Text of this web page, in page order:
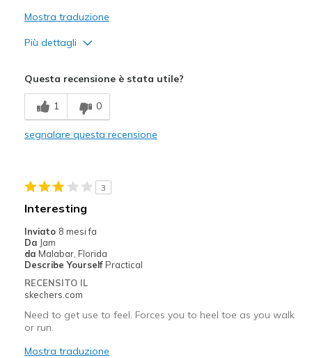
Mostra traduzione
Più dettagli
Attractive Design
Width
Sizing
Feels full size too big
Questa recensione è stata utile?
1 0
segnalare questa recensione
3
Interesting
Inviato 8 mesi fa
Da Jam
da Malabar, Florida
Describe Yourself Practical
RECENSITO IL
skechers.com
Need to get use to feel. Forces you to heel toe as you walk
or run.
Mostra traduzione